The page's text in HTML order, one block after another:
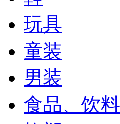
玩具
童装
男装
食品、饮料